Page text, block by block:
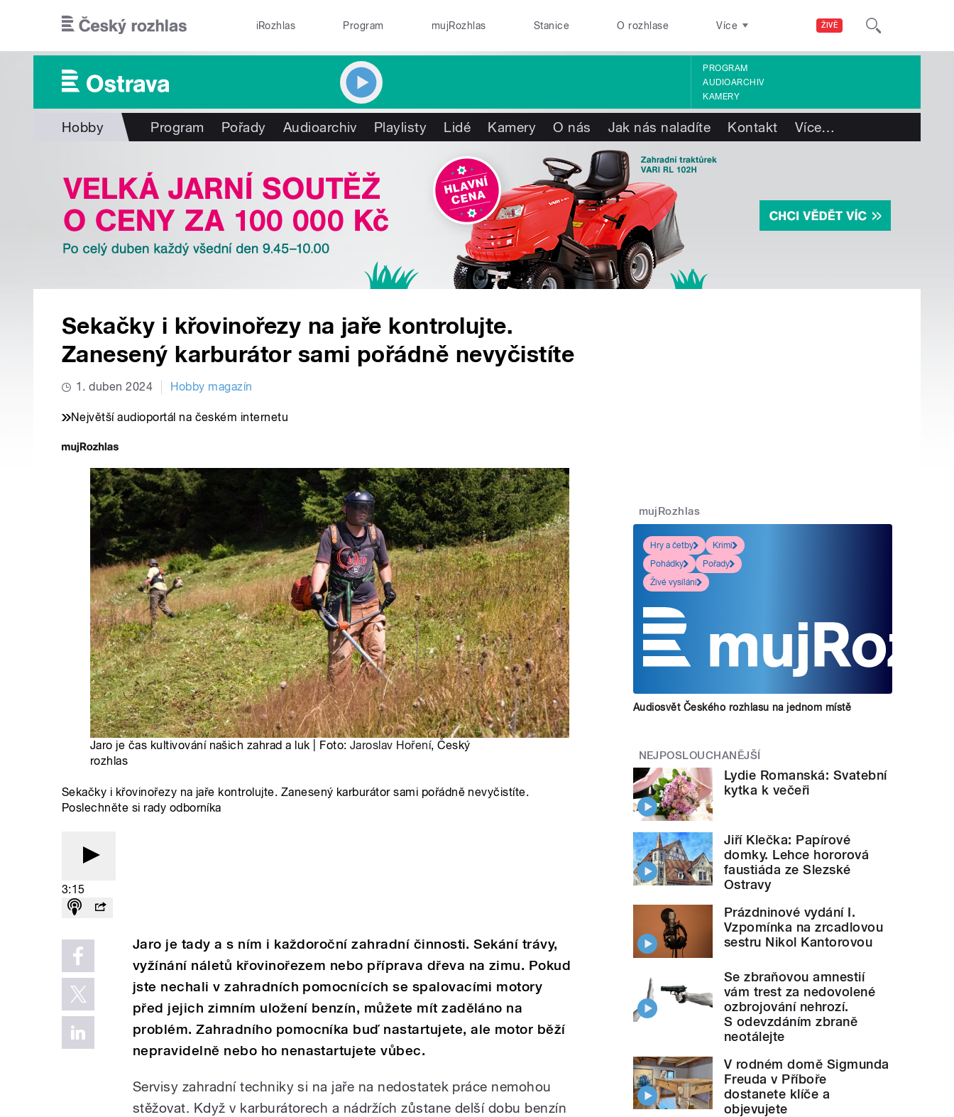
ŽIVĚ
iRozhlas Program mujRozhlas Stanice O rozhlase Více
PROGRAM
AUDIOARCHIV
KAMERY
Hobby Program Pořady Audioarchiv Playlisty Lidé Kamery O nás Jak nás naladíte Kontakt Více…
Sekačky i křovinořezy na jaře kontrolujte.
Zanesený karburátor sami pořádně nevyčistíte
1. duben 2024 Hobby magazín
Největší audioportál na českém internetu
Jaro je čas kultivování našich zahrad a luk | Foto: Jaroslav Hoření, Český
rozhlas
Sekačky i křovinořezy na jaře kontrolujte. Zanesený karburátor sami pořádně nevyčistíte.
Poslechněte si rady odborníka
3:15
Jaro je tady a s ním i každoroční zahradní činnosti. Sekání trávy,
vyžínání náletů křovinořezem nebo příprava dřeva na zimu. Pokud
jste nechali v zahradních pomocnících se spalovacími motory
před jejich zimním uložení benzín, můžete mít zaděláno na
problém. Zahradního pomocníka buď nastartujete, ale motor běží
nepravidelně nebo ho nenastartujete vůbec.
Servisy zahradní techniky si na jaře na nedostatek práce nemohou
stěžovat. Když v karburátorech a nádržích zůstane delší dobu benzín
mujRozhlas
Hry a četby
Krimi
Pohádky
Pořady
Živé vysílání
Audiosvět Českého rozhlasu na jednom místě
NEJPOSLOUCHANĚJŠÍ
Lydie Romanská: Svatební
kytka k večeři
Jiří Klečka: Papírové
domky. Lehce hororová
faustiáda ze Slezské
Ostravy
Prázdninové vydání I.
Vzpomínka na zrcadlovou
sestru Nikol Kantorovou
Se zbraňovou amnestií
vám trest za nedovolené
ozbrojování nehrozí.
S odevzdáním zbraně
neotálejte
V rodném domě Sigmunda
Freuda v Příboře
dostanete klíče a
objevujete